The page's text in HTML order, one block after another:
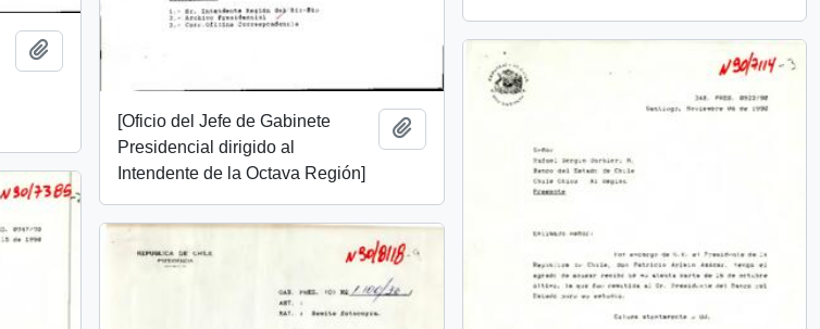
Añadir al portapapeles
[Oficio del Jefe de Gabinete
Presidencial dirigido al
Intendente de la Octava Región]
Añadir al portapapeles